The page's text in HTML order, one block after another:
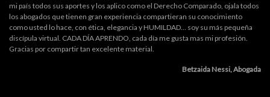
mi país todos sus aportes y los aplico como el Derecho Comparado, ojala todos
los abogados que tienen gran experiencia compartieran su conocimiento
como usted lo hace, con ética, elegancia y HUMILDAD... soy su más pequeña
discípula virtual. CADA DÍA APRENDO, cada día me gusta mas mi profesión.
Gracias por compartir tan excelente material.
Betzaida Nessi, Abogada